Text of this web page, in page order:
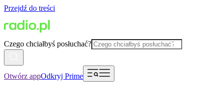
Przejdź do treści
Czego chciałbyś posłuchać?
Otwórz appOdkryj Prime